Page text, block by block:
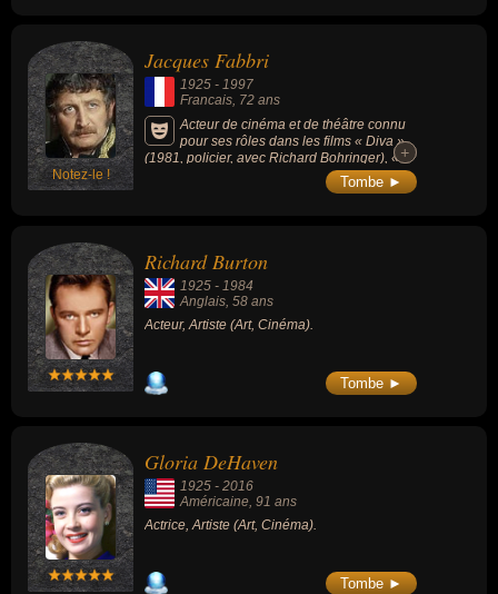
Notez-le !
Jacques Fabbri
1925 - 1997
Francais, 72 ans
Acteur de cinéma et de théâtre connu
pour ses rôles dans les films « Diva »
(1981, policier, avec Richard Bohringer), «
La Banquière » (1980, drame, avec Romy
Schneider) ou « Les Grandes Manœuvres »
+
+
Tombe ►
Richard Burton
1925 - 1984
Anglais , 58 ans
Acteur, Artiste (Art, Cinéma).
Tombe ►
Gloria DeHaven
1925 - 2016
Américaine, 91 ans
Actrice, Artiste (Art, Cinéma).
Tombe ►